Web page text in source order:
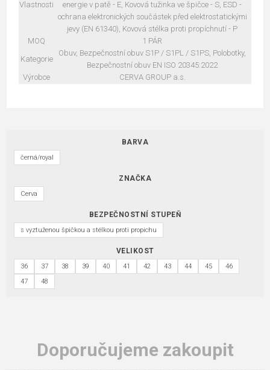
Vlastnosti
energie v patě - E, Kovová tužinka ve špičce - S, ESD -
ochrana elektronických součástek před elektrostatickými
jevy (EN 61340), Kovová stélka proti propíchnutí - P
MOQ
1 PÁR
Kategorie
Obuv, Bezpečnostní obuv S1P / S1PL / S1PS, Polobotky,
Bezpečnostní obuv EN ISO 20345:2022
Výrobce
CERVA GROUP a.s.
BARVA
černá/royal
ZNAČKA
Cerva
BEZPEČNOSTNÍ STUPEŇ
s vyztuženou špičkou a stélkou proti propichu
VELIKOST
36 37 38 39 40 41 42 43 44 45
46
47
48
Doporučujeme zakoupit